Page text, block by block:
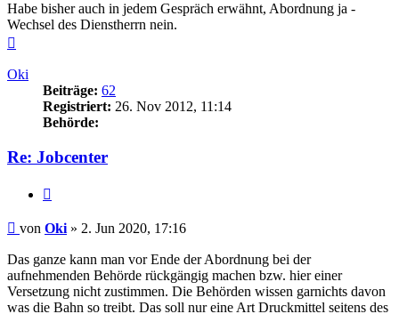
Habe bisher auch in jedem Gespräch erwähnt, Abordnung ja -
Wechsel des Dienstherrn nein.
Oki
Beiträge: 62
Registriert: 26. Nov 2012, 11:14
Behörde:
Re: Jobcenter
Beitrag
von Oki » 2. Jun 2020, 17:16
Das ganze kann man vor Ende der Abordnung bei der
aufnehmenden Behörde rückgängig machen bzw. hier einer
Versetzung nicht zustimmen. Die Behörden wissen garnichts davon
was die Bahn so treibt. Das soll nur eine Art Druckmittel seitens des